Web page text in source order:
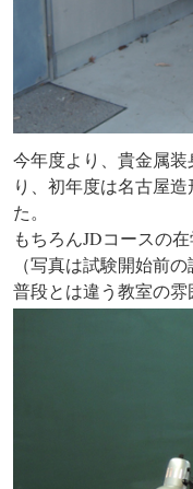
今年度より、貴金属
り、初年度は名古屋
た。
もちろんJDコースの
（写真は試験開始前の
普段とは違う教室の雰